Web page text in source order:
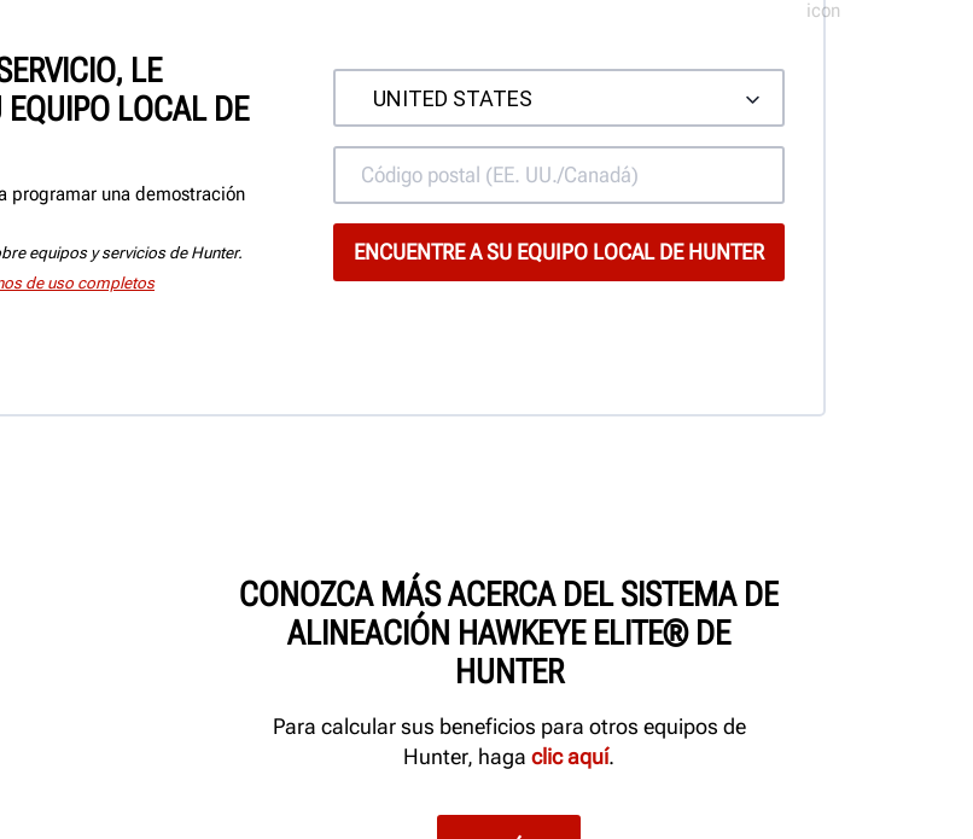
LE
LOCAL DE
programar una demostración
equipos y servicios de Hunter.
de uso completos
CONOZCA MÁS ACERCA DEL SISTEMA DE
ALINEACIÓN HAWKEYE ELITE® DE
HUNTER
Para calcular sus beneficios para otros equipos de
Hunter, haga clic aquí.